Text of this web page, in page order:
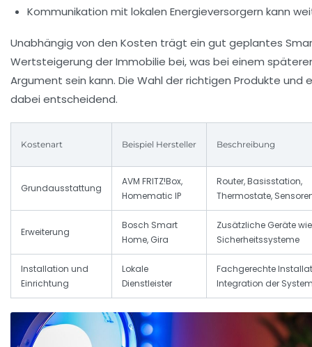
Kommunikation mit lokalen Energieversorgern kann
Unabhängig von den Kosten trägt ein gut geplantes
Wertsteigerung der Immobilie bei, was bei einem
Argument sein kann. Die Wahl der richtigen Produkte und
dabei entscheidend.
Kostenart Beispiel Hersteller Beschreibung
Grundausstattung
AVM FRITZ!Box,
Homematic IP
Router, Basisstation,
Thermostate,
Erweiterung
Bosch Smart
Home, Gira
Zusätzliche Geräte
Sicherheitssysteme
Installation und
Einrichtung
Lokale
Dienstleister
Fachgerechte
Integration der